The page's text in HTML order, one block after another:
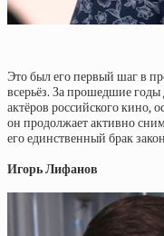
Это был его первый шаг в
всерьёз. За прошедшие
актёров российского кино,
он продолжает активно
его единственный брак
Игорь Лифанов